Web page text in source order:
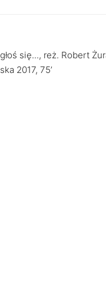
się..., reż. Robert
2017, 75’